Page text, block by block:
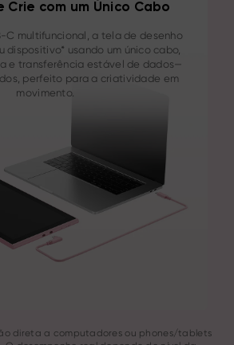
Crie com um Único Cabo
C multifuncional, a tela de desenho
dispositivo* usando um único cabo,
e transferência estável de dados—
perfeito para a criatividade em
movimento.
direta a computadores ou phones/tablets